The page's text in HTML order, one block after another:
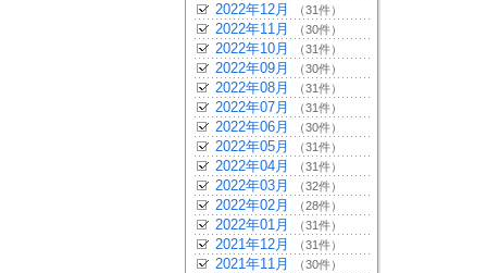
2022年12月 （31件）
2022年11月 （30件）
2022年10月 （31件）
2022年09月 （30件）
2022年08月 （31件）
2022年07月 （31件）
2022年06月 （30件）
2022年05月 （31件）
2022年04月 （31件）
2022年03月 （32件）
2022年02月 （28件）
2022年01月 （31件）
2021年12月 （31件）
2021年11月 （30件）